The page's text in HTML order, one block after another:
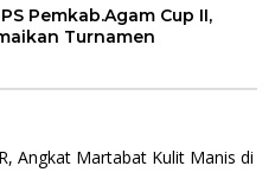
Pemkab.Agam Cup II,
Turnamen
Angkat Martabat Kulit Manis di